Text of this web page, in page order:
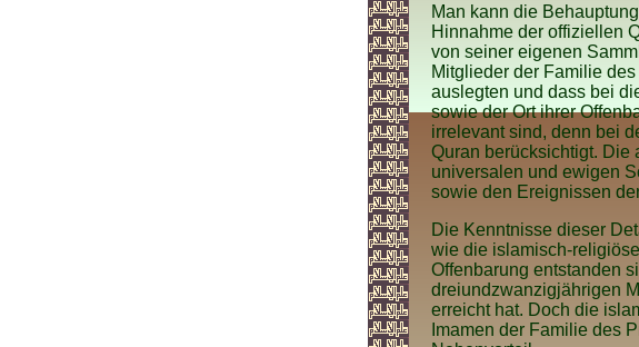
Man kann die
Hinnahme der offiziellen
von seiner eigenen
Mitglieder der Familie
auslegten und dass bei
sowie der Ort ihrer
irrelevant sind, denn bei
Quran berücksichtigt. Die
universalen und ewigen
sowie den Ereignissen
Die Kenntnisse dieser
wie die islamisch-
Offenbarung entstanden
dreiundzwanzigjährigen
erreicht hat. Doch die
Imamen der Familie des